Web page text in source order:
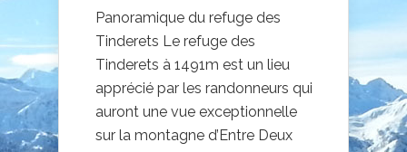
Panoramique du refuge des
Tinderets Le refuge des
Tinderets à 1491m est un lieu
apprécié par les randonneurs qui
auront une vue exceptionnelle
sur la montagne d’Entre Deux